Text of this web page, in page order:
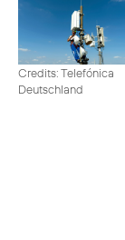
Credits: Telefónica
Deutschland